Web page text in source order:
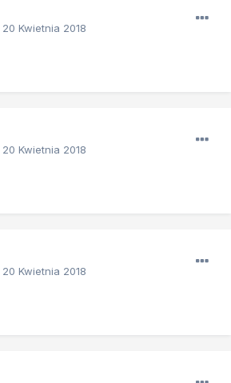
20 Kwietnia 2018
20 Kwietnia 2018
20 Kwietnia 2018